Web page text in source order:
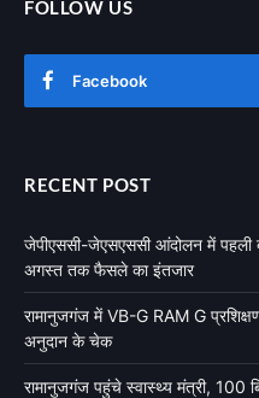
FOLLOW US
Facebook
RECENT POST
जेपीएससी-जेएसएससी आंदोलन में पहली
अगस्त तक फैसले का इंतजार
रामानुजगंज में VB-G RAM G
अनुदान के चेक
रामानुजगंज पहुंचे स्वास्थ्य मंत्री, 100